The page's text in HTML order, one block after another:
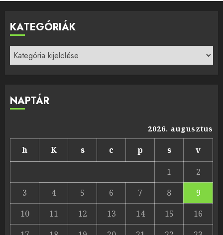
KATEGÓRIÁK
Kategóriák
NAPTÁR
2026. augusztus
h K s c p s
v
1
2
3
4 5 6 7 8
9
10
11 12 13 14 15
16